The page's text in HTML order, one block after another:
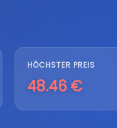
HÖCHSTER PREIS
48.46 €